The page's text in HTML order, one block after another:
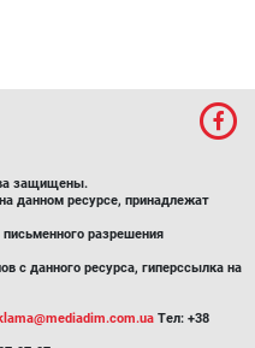
данном ресурсе, принадлежат
разрешения
с данного ресурса, гиперссылка на
97-07